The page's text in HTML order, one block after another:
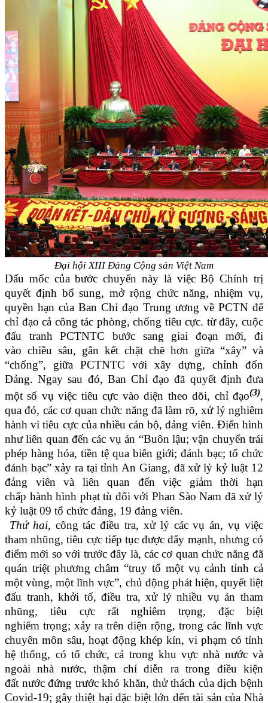
Đại hội XIII Đảng Cộng sản Việt Nam
Dấu mốc của bước chuyển này là việc Bộ Chính trị
quyết định bổ sung, mở rộng chức năng, nhiệm vụ,
quyền hạn của Ban Chỉ đạo Trung ương về PCTN để
chỉ đạo cả công tác phòng, chống tiêu cực. từ đây, cuộc
đấu tranh PCTNTC bước sang giai đoạn mới, đi
vào chiều sâu, gắn kết chặt chẽ hơn giữa “xây” và
“chống”, giữa PCTNTC với xây dựng, chỉnh đốn
Đảng. Ngay sau đó, Ban Chỉ đạo đã quyết định đưa
một số vụ việc tiêu cực vào diện theo dõi, chỉ đạo(3),
qua đó, các cơ quan chức năng đã làm rõ, xử lý nghiêm
hành vi tiêu cực của nhiều cán bộ, đảng viên. Điển hình
như liên quan đến các vụ án “Buôn lậu; vận chuyển trái
phép hàng hóa, tiền tệ qua biên giới; đánh bạc; tổ chức
đánh bạc” xảy ra tại tỉnh An Giang, đã xử lý kỷ luật 12
đảng viên và liên quan đến việc giảm thời hạn
chấp hành hình phạt tù đối với Phan Sào Nam đã xử lý
kỷ luật 09 tổ chức đảng, 19 đảng viên.
Thứ hai, công tác điều tra, xử lý các vụ án, vụ việc
tham nhũng, tiêu cực tiếp tục được đẩy mạnh, nhưng có
điểm mới so với trước đây là, các cơ quan chức năng đã
quán triệt phương châm “truy tố một vụ cảnh tỉnh cả
một vùng, một lĩnh vực”, chủ động phát hiện, quyết liệt
đấu tranh, khởi tố, điều tra, xử lý nhiều vụ án tham
nhũng, tiêu cực rất nghiêm trọng, đặc biệt
nghiêm trọng; xảy ra trên diện rộng, trong các lĩnh vực
chuyên môn sâu, hoạt động khép kín, vi phạm có tính
hệ thống, có tổ chức, cả trong khu vực nhà nước và
ngoài nhà nước, thậm chí diễn ra trong điều kiện
đất nước đứng trước khó khăn, thử thách của dịch bệnh
Covid-19; gây thiệt hại đặc biệt lớn đến tài sản của Nhà